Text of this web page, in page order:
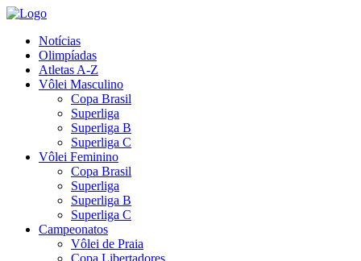
Notícias
Olimpíadas
Atletas A-Z
Vôlei Masculino
Copa Brasil
Superliga
Superliga B
Superliga C
Vôlei Feminino
Copa Brasil
Superliga
Superliga B
Superliga C
Campeonatos
Vôlei de Praia
Copa Libertadores